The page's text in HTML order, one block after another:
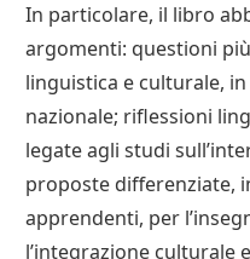
In particolare, il libro
argomenti: questioni
linguistica e culturale,
nazionale; riflessioni
legate agli studi
proposte differenziate,
apprendenti, per
l’integrazione culturale